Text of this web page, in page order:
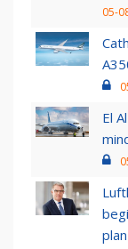
05-
El